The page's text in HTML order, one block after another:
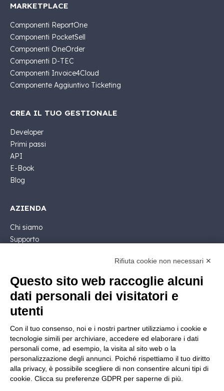
MARKETPLACE
Componenti ReportOne
Componenti PocketSell
Componenti OneOrder
Componenti D-TEC
Componenti Invoice4Cloud
Componente Aggiuntivo Ticketing
CREA IL TUO GESTIONALE
Developer
Primi passi
API
E-Book
Blog
AZIENDA
Chi siamo
Supporto
Segui Nios4
NOTE LEGALI
Documentazione contrattuale e GDPR
Condizioni generali di fornitura
Condizioni di vendita
Condizioni del servizio di supporto
Informative Privacy
Rifiuta cookie non necessari ✕
Questo sito web raccoglie alcuni
dati personali dei visitatori e
utenti
Con il tuo consenso, noi e i nostri partner utilizziamo i cookie e
tecnologie simili per archiviare, accedere ed elaborare i dati
personali come, ad esempio, la visita al sito web o la
personalizzazione degli annunci. Poiché rispettiamo il tuo diritto
alla privacy, è possibile scegliere di non consentire alcuni tipi di
cookie. Clicca su preferenze GDPR per saperne di più.